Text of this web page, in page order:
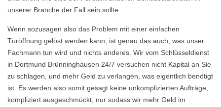
unserer Branche der Fall sein sollte.
Wenn sozusagen also das Problem mit einer einfachen
Türöffnung gelöst werden kann, ist genau das auch, was unser
Fachmann tun wird und nichts anderes. Wir vom Schlüsseldienst
in Dortmund Brünninghausen 24/7 versuchen nicht Kapital an Sie
zu schlagen, und mehr Geld zu verlangen, was eigentlich benötigt
ist. Es werden also somit gesagt keine unkomplizierten Aufträge,
kompliziert ausgeschmückt, nur sodass wir mehr Geld im